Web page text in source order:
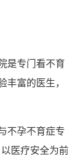
是专门看不育
富的医生，
不孕不育症专
医疗安全为前